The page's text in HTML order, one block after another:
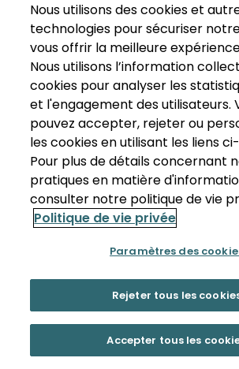
Nous utilisons des cookies et
technologies pour sécuriser
vous offrir la meilleure
Nous utilisons l’information
cookies pour analyser les
et l'engagement des utilisateurs.
pouvez accepter, rejeter ou
les cookies en utilisant les liens
Pour plus de détails concernant
pratiques en matière
consulter notre politique de vie
Politique de vie privée
Paramètres des
Rejeter tous les
Accepter tous les